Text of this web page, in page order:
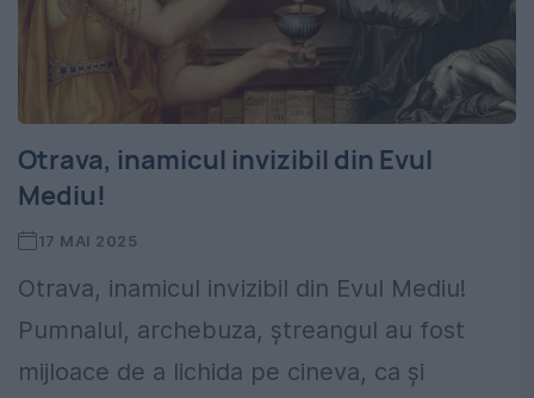
Otrava, inamicul invizibil din Evul
Mediu!
17 MAI 2025
Otrava, inamicul invizibil din Evul Mediu!
Pumnalul, archebuza, ștreangul au fost
mijloace de a lichida pe cineva, ca și